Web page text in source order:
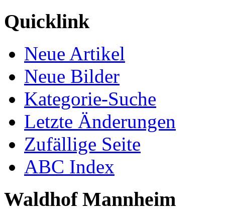
Quicklink
Neue Artikel
Neue Bilder
Kategorie-Suche
Letzte Änderungen
Zufällige Seite
ABC Index
Waldhof Mannheim